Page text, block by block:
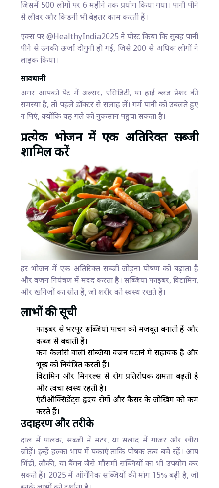
जिसमें 500 लोगों पर 6 महीने तक प्रयोग किया गया। पानी पीने
से लीवर और किडनी भी बेहतर काम करती हैं।
एक्स पर @HealthyIndia2025 ने पोस्ट किया कि सुबह पानी
पीने से उनकी ऊर्जा दोगुनी हो गई, जिसे 200 से अधिक लोगों ने
लाइक किया।
सावधानी
अगर आपको पेट में अल्सर, एसिडिटी, या हाई ब्लड प्रेशर की
समस्या है, तो पहले डॉक्टर से सलाह लें। गर्म पानी को उबलते हुए
न पिएं, क्योंकि यह गले को नुकसान पहुंचा सकता है।
प्रत्येक भोजन में एक अतिरिक्त सब्जी
शामिल करें
हर भोजन में एक अतिरिक्त सब्जी जोड़ना पोषण को बढ़ाता है
और वजन नियंत्रण में मदद करता है। सब्जियां फाइबर, विटामिन,
और खनिजों का स्रोत हैं, जो शरीर को स्वस्थ रखते हैं।
लाभों की सूची
फाइबर से भरपूर सब्जियां पाचन को मजबूत बनाती हैं और
कब्ज से बचाती हैं।
कम कैलोरी वाली सब्जियां वजन घटाने में सहायक हैं और
भूख को नियंत्रित करती हैं।
विटामिन और मिनरल्स से रोग प्रतिरोधक क्षमता बढ़ती है
और त्वचा स्वस्थ रहती है।
एंटीऑक्सिडेंट्स हृदय रोगों और कैंसर के जोखिम को कम
करते हैं।
उदाहरण और तरीके
दाल में पालक, सब्जी में मटर, या सलाद में गाजर और खीरा
जोड़ें। इन्हें हल्का भाप में पकाएं ताकि पोषक तत्व बचे रहें। आप
भिंडी, लौकी, या बैंगन जैसे मौसमी सब्जियों का भी उपयोग कर
सकते हैं। 2025 में ऑर्गेनिक सब्जियों की मांग 15% बढ़ी है, जो